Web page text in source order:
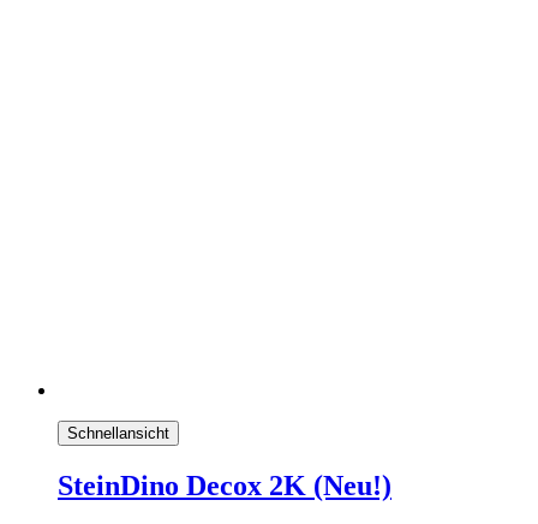
Schnellansicht
SteinDino Decox 2K (Neu!)